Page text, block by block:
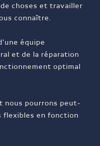
choses et travailler
connaître.
équipe
et de la réparation
optimal
nous pourrons peut-
flexibles en fonction